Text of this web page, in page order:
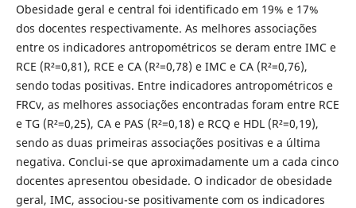
Obesidade geral e central foi identificado em 19% e 17%
dos docentes respectivamente. As melhores associações
entre os indicadores antropométricos se deram entre IMC e
RCE (R²=0,81), RCE e CA (R²=0,78) e IMC e CA (R²=0,76),
sendo todas positivas. Entre indicadores antropométricos e
FRCv, as melhores associações encontradas foram entre RCE
e TG (R²=0,25), CA e PAS (R²=0,18) e RCQ e HDL (R²=0,19),
sendo as duas primeiras associações positivas e a última
negativa. Conclui-se que aproximadamente um a cada cinco
docentes apresentou obesidade. O indicador de obesidade
geral, IMC, associou-se positivamente com os indicadores